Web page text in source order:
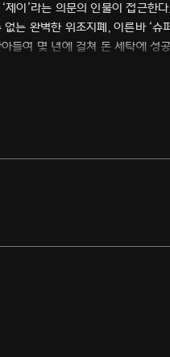
제이’라는 의문의 인물이 접근
는 완벽한 위조지폐, 이른바 ‘
들여 몇 년에 걸쳐 돈 세탁에 성
돌과 대결을 그린 범죄 드라마.